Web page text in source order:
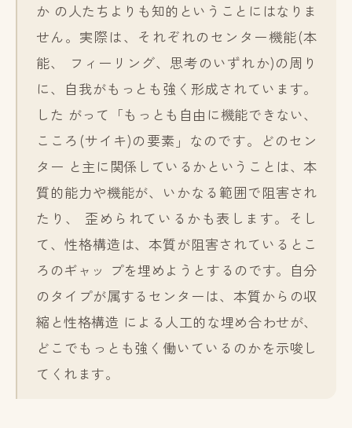
か の人たちよりも知的ということにはなりま
せん。実際は、それぞれのセンター機能(本
能、 フィーリング、思考のいずれか)の周り
に、自我がもっとも強く形成されています。
した がって「もっとも自由に機能できない、
こころ(サイキ)の要素」なのです。どのセン
ター と主に関係しているかということは、本
質的能力や機能が、いかなる範囲で阻害され
たり、 歪められているかも表します。そし
て、性格構造は、本質が阻害されているとこ
ろのギャッ プを埋めようとするのです。自分
のタイプが属するセンターは、本質からの収
縮と性格構造 による人工的な埋め合わせが、
どこでもっとも強く働いているのかを示唆し
てくれます。